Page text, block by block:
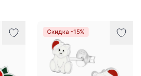
Скидка -15%